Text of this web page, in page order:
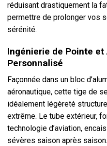
réduisant drastiquement la
permettre de prolonger vos
sérénité.
Ingénierie de Pointe
Personnalisé
Façonnée dans un bloc
aéronautique, cette tige de
idéalement légèreté
extrême. Le tube extérieur,
technologie d’aviation,
sévères saison après